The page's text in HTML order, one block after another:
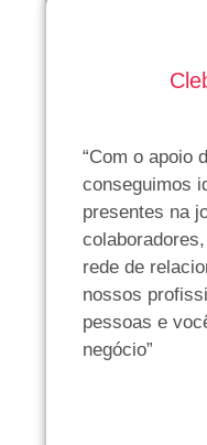
“Com o apoio
conseguimos
presentes na
rede de
nossos
pessoas e
negócio”